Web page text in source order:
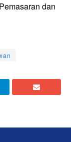
dan